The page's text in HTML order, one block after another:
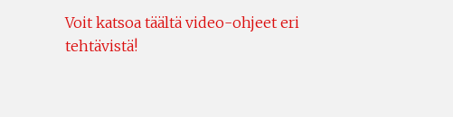
Voit katsoa täältä video-ohjeet eri
tehtävistä!